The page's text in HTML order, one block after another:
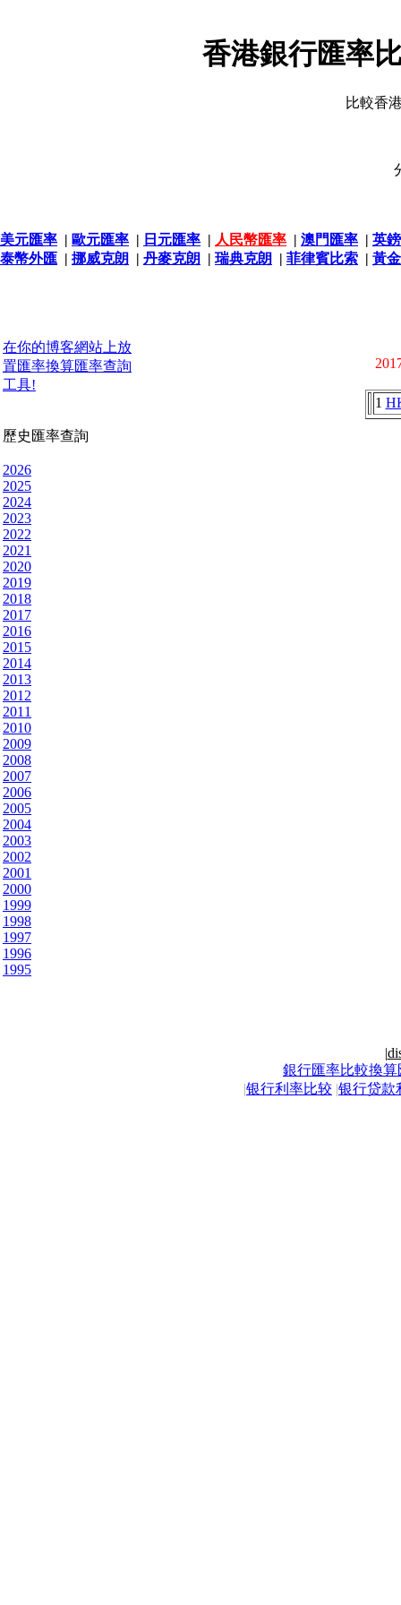
香港銀行匯率
比較香
美元匯率 | 歐元匯率 | 日元匯率 | 人民幣匯率 | 澳門匯率 | 英
泰幣外匯 | 挪威克朗 | 丹麥克朗 | 瑞典克朗 | 菲律賓比索 | 黃
在你的博客網站上放
置匯率換算匯率查詢
工具!
歷史匯率查詢
2026
2025
2024
2023
2022
2021
2020
2019
2018
2017
2016
2015
2014
2013
2012
2011
2010
2009
2008
2007
2006
2005
2004
2003
2002
2001
2000
1999
1998
1997
1996
1995
1
|
銀行匯率比較換算
|银行利率比较 |银行贷款